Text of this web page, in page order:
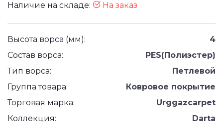
Наличие на складе: На заказ
Высота ворса (мм):
4
Состав ворса:
PES(Полиэстер)
Тип ворса:
Петлевой
Группа товара:
Ковровое покрытие
Торговая марка:
Urggazcarpet
Коллекция:
Darta